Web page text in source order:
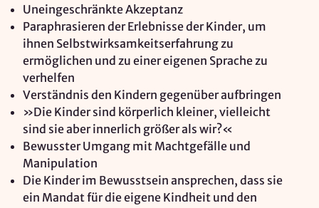
Uneingeschränkte Akzeptanz
Paraphrasieren der Erlebnisse der Kinder, um
ihnen Selbstwirksamkeitserfahrung zu
ermöglichen und zu einer eigenen Sprache zu
verhelfen
Verständnis den Kindern gegenüber aufbringen
»Die Kinder sind körperlich kleiner, vielleicht
sind sie aber innerlich größer als wir?«
Bewusster Umgang mit Machtgefälle und
Manipulation
Die Kinder im Bewusstsein ansprechen, dass sie
ein Mandat für die eigene Kindheit und den
Rechtsgrundlage: Art. 6 Abs. 1 lit. f DSGVO
IP-Anonymisierung: aktiviert
Mailjet
Anbieter:
Mailjet GmbH
Zweck:
Anmeldung und Versand von Newslettern